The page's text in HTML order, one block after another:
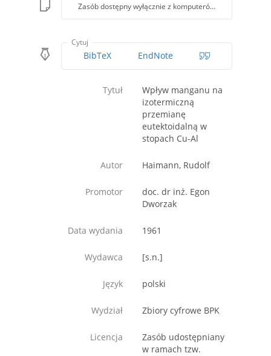
Zasób dostępny wyłącznie z komputerów Biblioteki PK
Cytuj
BibTeX EndNote
Tytuł
Wpływ manganu na
izotermiczną
przemianę
eutektoidalną w
stopach Cu-Al
Autor Haimann, Rudolf
Promotor
doc. dr inż. Egon
Dworzak
Data wydania 1961
Wydawca [s.n.]
Język polski
Wydział Zbiory cyfrowe BPK
Licencja
Zasób udostępniany
w ramach tzw.